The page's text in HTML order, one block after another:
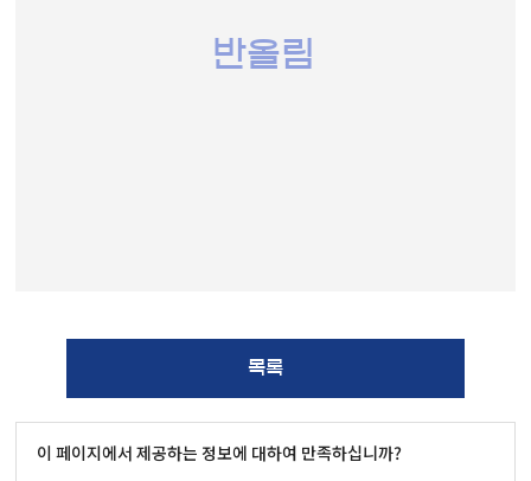
반올림
목록
이 페이지에서 제공하는 정보에 대하여 만족하십니까?